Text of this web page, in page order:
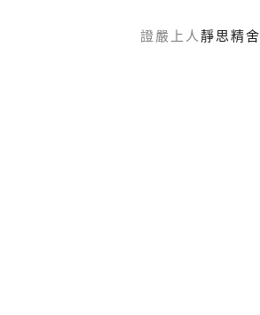
證嚴上人 靜思精舍